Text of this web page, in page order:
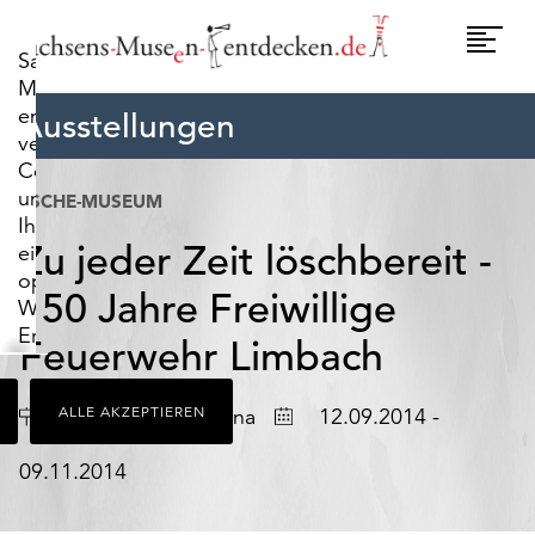
Sachsens-
Museen-
entdecken.de
verwendet
Cookies,
um
Ihnen
ein
optimales
Webseiten-
Erlebnis
zu
bieten.
Dazu
zählen
Cookies,
für
ALLE AKZEPTIEREN
Ausstellungen
ESCHE-MUSEUM
Zu jeder Zeit löschbereit -
150 Jahre Freiwillige
Feuerwehr Limbach
Ort Limbach-Oberfrohna Datum12.09.2014 -
09.11.2014